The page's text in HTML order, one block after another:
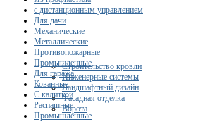
Строительство кровли
Инженерные системы
Ландшафтный дизайн
Фасадная отделка
Ворота
с дистанционным управлением
Для дачи
Механические
Металлические
Противопожарные
Промышленные
Для гаража
Кованные
С калиткой
Распашные
Промышленные